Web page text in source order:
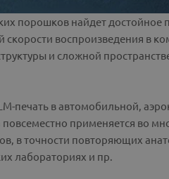
порошков найдет
воспроизведения в
и сложной
печать в автомобильной,
применяется во
в точности повторяющих
лабораториях и пр.